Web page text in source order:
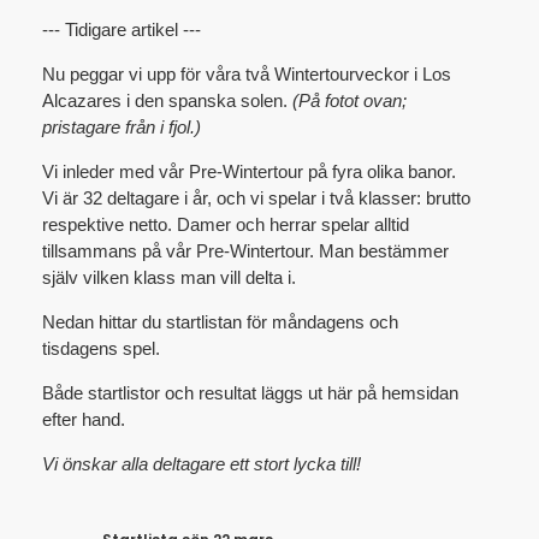
--- Tidigare artikel ---
Nu peggar vi upp för våra två Wintertourveckor i Los
Alcazares i den spanska solen. (På fotot ovan;
pristagare från i fjol.)
Vi inleder med vår Pre-Wintertour på fyra olika banor.
Vi är 32 deltagare i år, och vi spelar i två klasser: brutto
respektive netto. Damer och herrar spelar alltid
tillsammans på vår Pre-Wintertour. Man bestämmer
själv vilken klass man vill delta i.
Nedan hittar du startlistan för måndagens och
tisdagens spel.
Både startlistor och resultat läggs ut här på hemsidan
efter hand.
Vi önskar alla deltagare ett stort lycka till!